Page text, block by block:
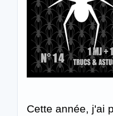
Cette année, j'ai